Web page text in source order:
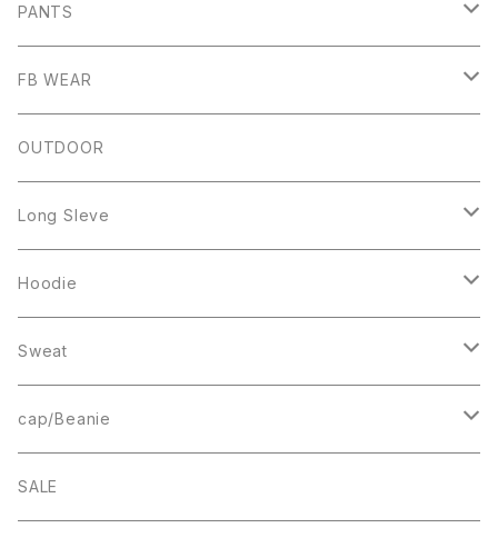
CHB
HW
IZUTAMA
PANTS
SHORT PANTS
NY PANTS
FB WEAR
Raglan Tee
Mesh Tanktop
Sweat
Fleece
Smock
FB CAP
OUTDOOR
Long Sleve
Square Logo
1st ARCH
cheer
bee(r)
Hoodie
College Logo
Square Logo
Box Logo
Sweat
College Logo
Box Logo
cap/Beanie
Wappen Beanie
SALE